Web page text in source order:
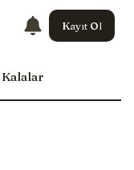
Kayıt Ol
Kalalar